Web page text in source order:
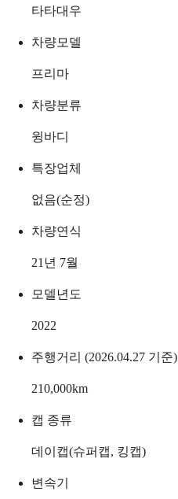
타타대우
차량모델
프리마
차량분류
윙바디
특장업체
없음(순정)
차량연식
21년 7월
모델년도
2022
주행거리 (2026.04.27 기준)
210,000km
캡 종류
데이캡(슈퍼캡, 킹캡)
변속기